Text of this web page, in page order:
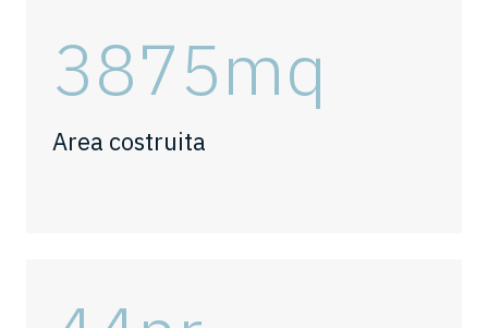
3884mq
Area costruita